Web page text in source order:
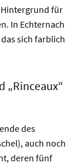
für
In Echternach
sich farblich
„Rinceaux“
des
auch noch
deren fünf